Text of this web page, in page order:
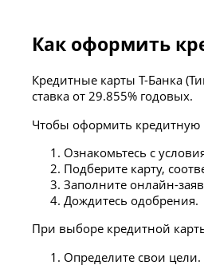
Как оформить
Кредитные карты Т-Банка
ставка от 29.855% годовых.
Чтобы оформить кредитную
Ознакомьтесь с
Подберите карту,
Заполните онлайн-
Дождитесь одобрения.
При выборе кредитной
Определите свои цели.